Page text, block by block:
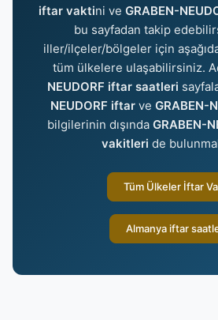
iftar vaktini ve GRABEN-
bu sayfadan takip
iller/ilçeler/bölgeler için
tüm ülkelere ulaşabilirsiniz.
NEUDORF iftar saatleri
NEUDORF iftar ve GRABEN-
bilgilerinin dışında GRABEN-
vakitleri de
Tüm Ülkeler İftar
Almanya iftar